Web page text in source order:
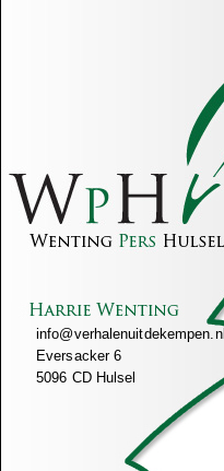
info@verhalenuitdekempen.nl
Eversacker 6
5096 CD Hulsel